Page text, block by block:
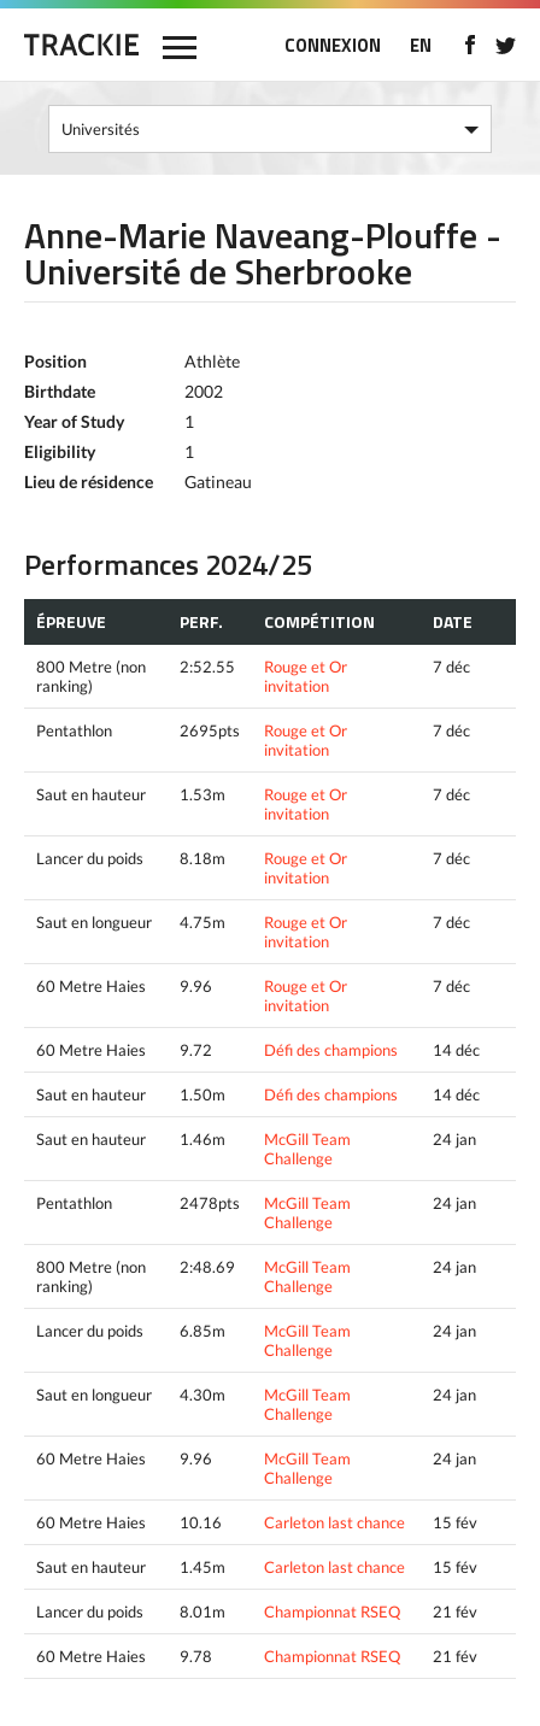
CONNEXION EN
Anne-Marie Naveang-Plouffe -
Université de Sherbrooke
Position
Athlète
Birthdate
2002
Year of Study
1
Eligibility
1
Lieu de résidence
Gatineau
Performances 2024/25
ÉPREUVE PERF. COMPÉTITION DATE
800 Metre (non
ranking)
2:52.55
Rouge et Or
invitation
7 déc
Pentathlon 2695pts
Rouge et Or
invitation
7 déc
Saut en hauteur 1.53m
Rouge et Or
invitation
7 déc
Lancer du poids 8.18m
Rouge et Or
invitation
7 déc
Saut en longueur 4.75m
Rouge et Or
invitation
7 déc
60 Metre Haies 9.96
Rouge et Or
invitation
7 déc
60 Metre Haies 9.72 Défi des champions 14 déc
Saut en hauteur 1.50m Défi des champions 14 déc
Saut en hauteur 1.46m
McGill Team
Challenge
24 jan
Pentathlon 2478pts
McGill Team
Challenge
24 jan
800 Metre (non
ranking)
2:48.69
McGill Team
Challenge
24 jan
Lancer du poids 6.85m
McGill Team
Challenge
24 jan
Saut en longueur 4.30m
McGill Team
Challenge
24 jan
60 Metre Haies 9.96
McGill Team
Challenge
24 jan
60 Metre Haies 10.16 Carleton last chance 15 fév
Saut en hauteur 1.45m Carleton last chance 15 fév
Lancer du poids 8.01m Championnat RSEQ 21 fév
60 Metre Haies 9.78 Championnat RSEQ 21 fév